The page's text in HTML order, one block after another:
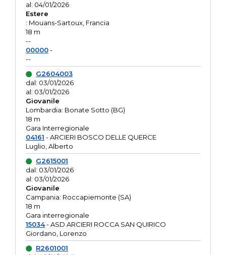
al: 04/01/2026
Estere
: Mouans-Sartoux, Francia
18 m
--
00000-
--
G2604003
dal: 03/01/2026
al: 03/01/2026
Giovanile
Lombardia: Bonate Sotto (BG)
18 m
Gara Interregionale
04161 - ARCIERI BOSCO DELLE QUERCE
Luglio, Alberto
G2615001
dal: 03/01/2026
al: 03/01/2026
Giovanile
Campania: Roccapiemonte (SA)
18 m
Gara interregionale
15034- ASD ARCIERI ROCCA SAN QUIRICO
Giordano, Lorenzo
R2601001